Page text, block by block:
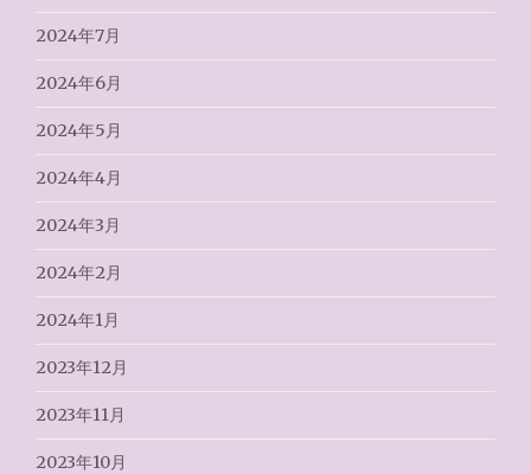
2024年7月
2024年6月
2024年5月
2024年4月
2024年3月
2024年2月
2024年1月
2023年12月
2023年11月
2023年10月